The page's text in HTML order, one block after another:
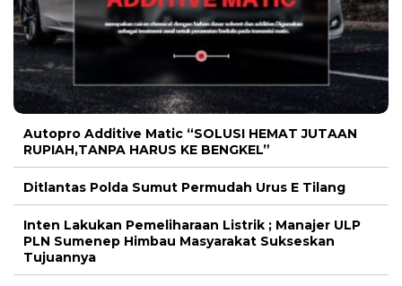
Autopro Additive Matic “SOLUSI HEMAT JUTAAN
RUPIAH,TANPA HARUS KE BENGKEL”
Ditlantas Polda Sumut Permudah Urus E Tilang
Inten Lakukan Pemeliharaan Listrik ; Manajer ULP
PLN Sumenep Himbau Masyarakat Sukseskan
Tujuannya